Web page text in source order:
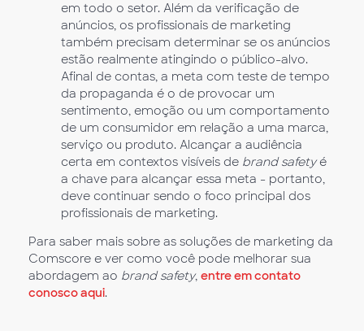
em todo o setor. Além da verificação de
anúncios, os profissionais de marketing
também precisam determinar se os anúncios
estão realmente atingindo o público-alvo.
Afinal de contas, a meta com teste de tempo
da propaganda é o de provocar um
sentimento, emoção ou um comportamento
de um consumidor em relação a uma marca,
serviço ou produto. Alcançar a audiência
certa em contextos visíveis de brand safetyé
a chave para alcançar essa meta - portanto,
deve continuar sendo o foco principal dos
profissionais de marketing.
Para saber mais sobre as soluções de marketing da
Comscore e ver como você pode melhorar sua
abordagem ao brand safety, entre em contato
conosco aqui.